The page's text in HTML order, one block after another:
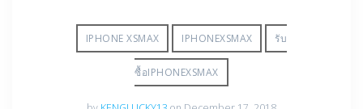
IPHONE XSMAX IPHONEXSMAX รับ
ซื้อIPHONEXSMAX